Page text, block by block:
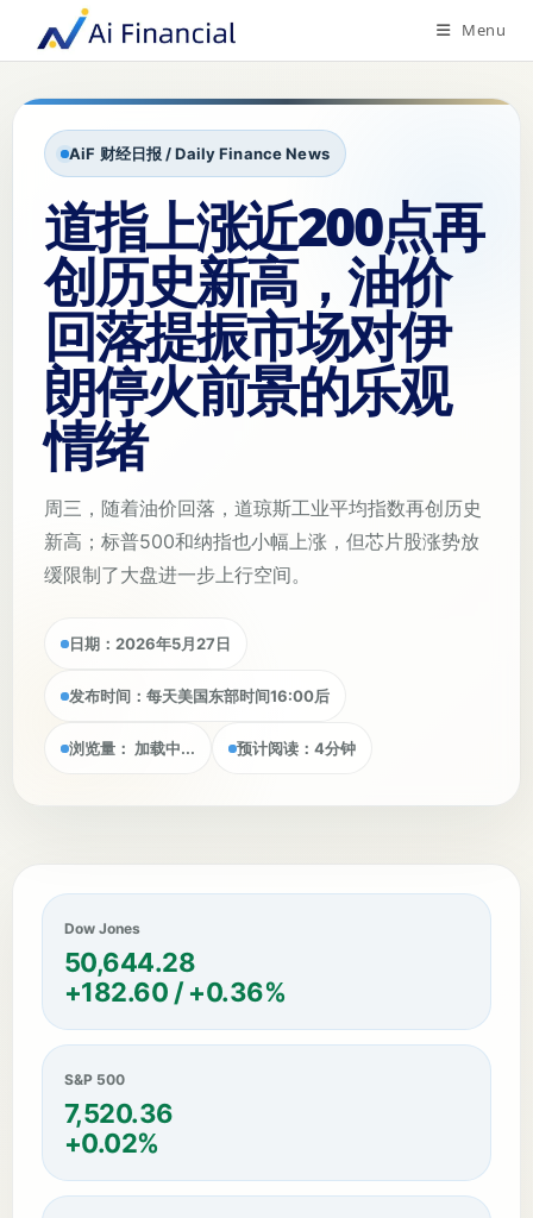
Menu
AiF 财经日报 / Daily Finance News
道指上涨近200点再
创历史新高，油价
回落提振市场对伊
朗停火前景的乐观
情绪
周三，随着油价回落，道琼斯工业平均指数再创历史
新高；标普500和纳指也小幅上涨，但芯片股涨势放
缓限制了大盘进一步上行空间。
日期：2026年5月27日
发布时间：每天美国东部时间16:00后
浏览量： 加载中... 预计阅读：4分钟
Dow Jones
50,644.28
+182.60 / +0.36%
S&P 500
7,520.36
+0.02%